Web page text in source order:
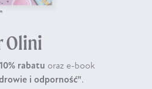
Olini
10% rabatu oraz e-book
i odporność".